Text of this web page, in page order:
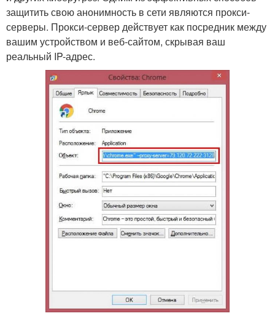
защитить свою анонимность в сети являются прокси-
серверы. Прокси-сервер действует как посредник между
вашим устройством и веб-сайтом, скрывая ваш
реальный IP-адрес.